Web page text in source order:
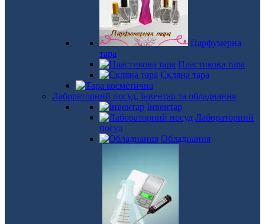
Парфумерна
тара
Пластикова тара
Скляна тара
Лабораторний посуд, інвентар та обладнання
Інвентар
Лабораторний
посуд
Обладнання